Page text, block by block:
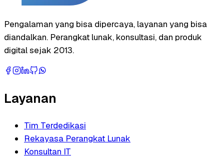
Pengalaman yang bisa dipercaya, layanan yang bisa
diandalkan. Perangkat lunak, konsultasi, dan produk
digital sejak 2013.
Layanan
Tim Terdedikasi
Rekayasa Perangkat Lunak
Konsultan IT